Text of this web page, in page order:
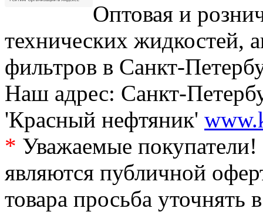
Оптовая и
технических жидкостей,
фильтров в Санкт-
Наш адрес: Санкт-
'Красный нефтяник'
* Уважаемые
являются публичной
товара просьба уточнять